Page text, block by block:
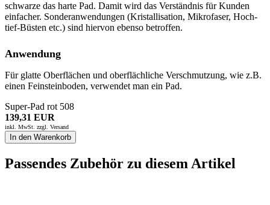
schwarze das harte Pad. Damit wird das Verständnis für Kunden
einfacher. Sonderanwendungen (Kristallisation, Mikrofaser, Hoch-
tief-Büsten etc.) sind hiervon ebenso betroffen.
Anwendung
Für glatte Oberflächen und oberflächliche Verschmutzung, wie z.B.
einen Feinsteinboden, verwendet man ein Pad.
Super-Pad rot 508
139,31 EUR
inkl. MwSt. zzgl. Versand
In den Warenkorb
Passendes Zubehör zu diesem Artikel